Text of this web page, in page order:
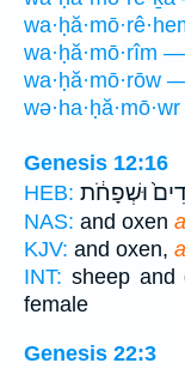
wa·ḥă·mō·rîm
wa·ḥă·mō·rōw
Genesis 12:16
HEB: וּשְׁפָחֹ֔ת
NAS: and oxen
KJV: and oxen,
INT: sheep and
female
Genesis 22:3